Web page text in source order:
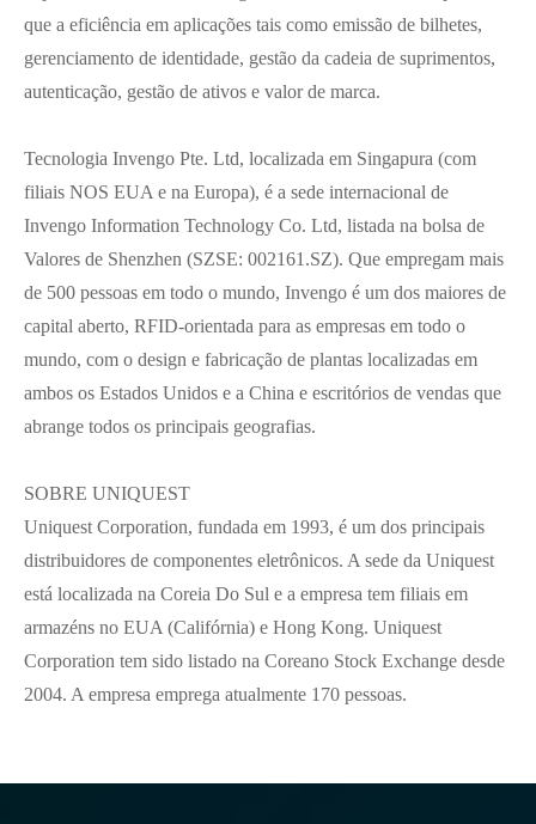
que a eficiência em aplicações tais como emissão de bilhetes,
gerenciamento de identidade, gestão da cadeia de suprimentos,
autenticação, gestão de ativos e valor de marca.
Tecnologia Invengo Pte. Ltd, localizada em Singapura (com
filiais NOS EUA e na Europa), é a sede internacional de
Invengo Information Technology Co. Ltd, listada na bolsa de
Valores de Shenzhen (SZSE: 002161.SZ). Que empregam mais
de 500 pessoas em todo o mundo, Invengo é um dos maiores de
capital aberto, RFID-orientada para as empresas em todo o
mundo, com o design e fabricação de plantas localizadas em
ambos os Estados Unidos e a China e escritórios de vendas que
abrange todos os principais geografias.
SOBRE UNIQUEST
Uniquest Corporation, fundada em 1993, é um dos principais
distribuidores de componentes eletrônicos. A sede da Uniquest
está localizada na Coreia Do Sul e a empresa tem filiais em
armazéns no EUA (Califórnia) e Hong Kong. Uniquest
Corporation tem sido listado na Coreano Stock Exchange desde
2004. A empresa emprega atualmente 170 pessoas.